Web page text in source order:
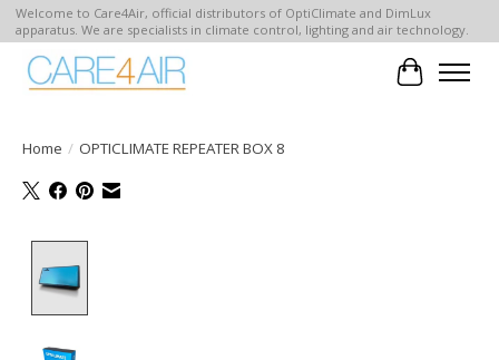
Welcome to Care4Air, official distributors of OptiClimate and DimLux
apparatus. We are specialists in climate control, lighting and air technology.
Home / OPTICLIMATE REPEATER BOX 8